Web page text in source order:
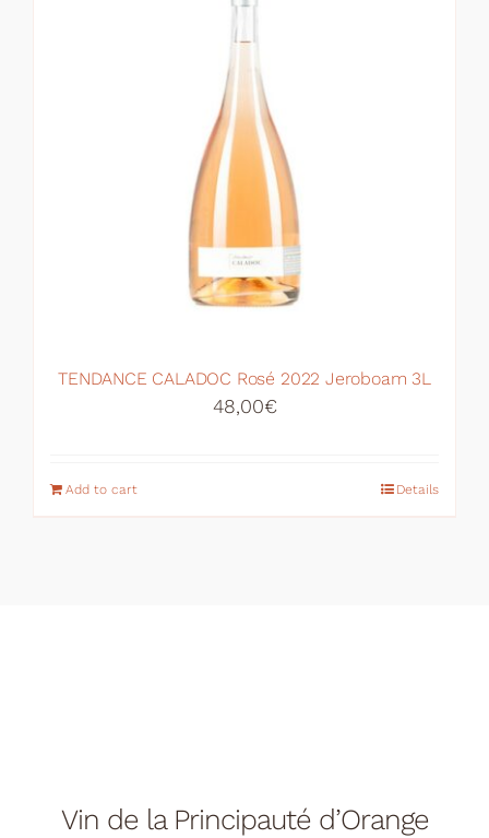
TENDANCE CALADOC Rosé 2022 Jeroboam 3L
48,00€
Add to cart Details
Vin de la Principauté d’Orange